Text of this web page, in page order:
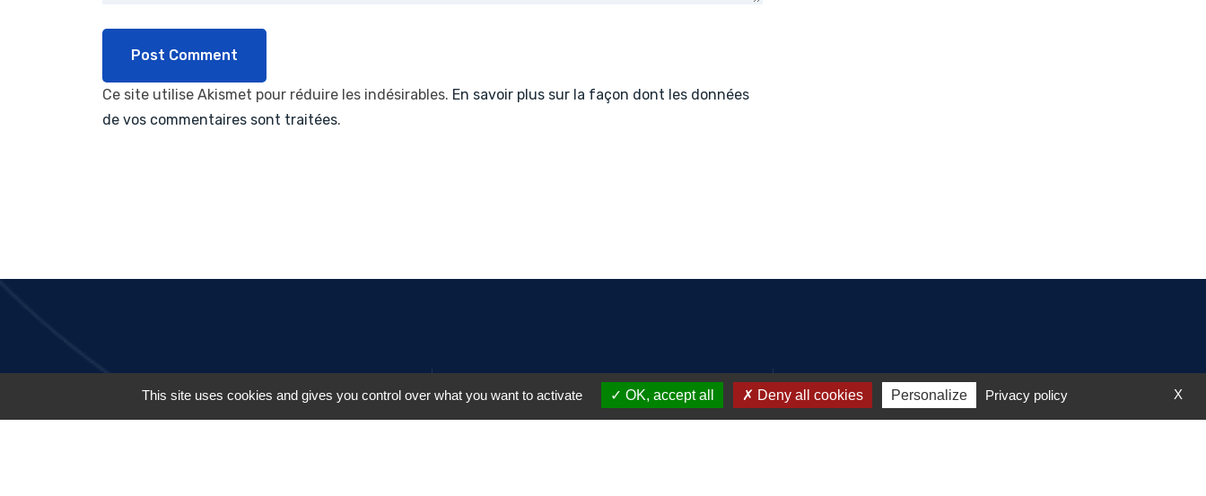
Ce site utilise Akismet pour réduire les indésirables. En savoir plus sur la façon dont les données
de vos commentaires sont traitées.
Appelez-nous :
01 43 53 32 57
Rendez-nous visite :
4 rue Suchet 94700 - Maisons-
Écrivez-nous :
comite@basket94.com
X
This site uses cookies and gives you control over what you want to activate OK, accept all Deny all cookies Personalize Privacy policy